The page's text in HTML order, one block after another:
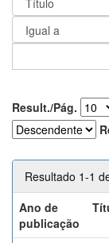
Result./Pág.
Resultado 1-1
Ano de
publicação